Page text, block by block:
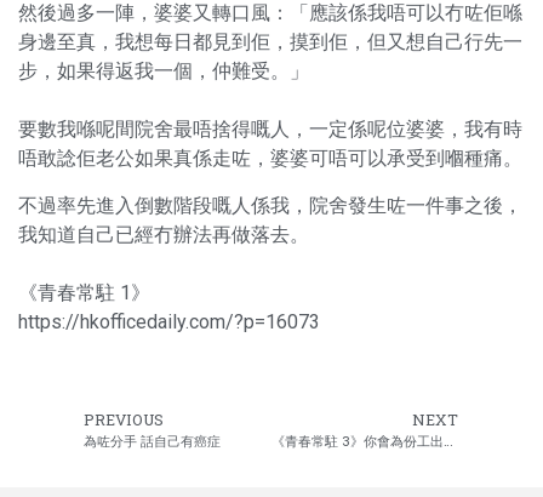
然後過多一陣，婆婆又轉口風：「應該係我唔可以冇咗佢喺
身邊至真，我想每日都見到佢，摸到佢，但又想自己行先一
步，如果得返我一個，仲難受。」
要數我喺呢間院舍最唔捨得嘅人，一定係呢位婆婆，我有時
唔敢諗佢老公如果真係走咗，婆婆可唔可以承受到嗰種痛。
不過率先進入倒數階段嘅人係我，院舍發生咗一件事之後，
我知道自己已經冇辦法再做落去。
《青春常駐 1》
https://hkofficedaily.com/?p=16073
PREVIOUS
為咗分手 話自己有癌症
NEXT
《青春常駐 3》你會為份工出賣良知嗎？